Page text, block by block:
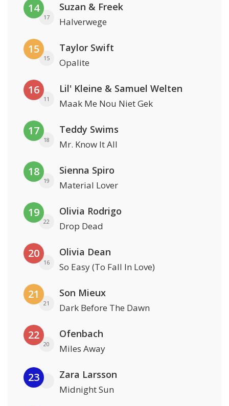
14
17
Suzan & Freek
Halverwege
15
15
Taylor Swift
Opalite
16
11
Lil' Kleine & Samuel Welten
Maak Me Nou Niet Gek
17
18
Teddy Swims
Mr. Know It All
18
19
Sienna Spiro
Material Lover
19
22
Olivia Rodrigo
Drop Dead
20
16
Olivia Dean
So Easy (To Fall In Love)
21
21
Son Mieux
Dark Before The Dawn
22
20
Ofenbach
Miles Away
23 Zara Larsson
Midnight Sun